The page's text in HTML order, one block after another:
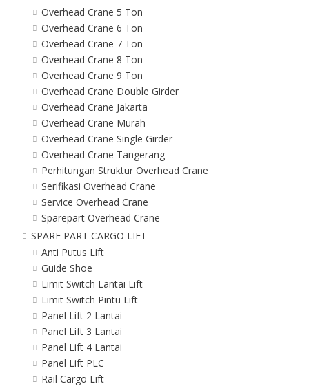
Overhead Crane 5 Ton
Overhead Crane 6 Ton
Overhead Crane 7 Ton
Overhead Crane 8 Ton
Overhead Crane 9 Ton
Overhead Crane Double Girder
Overhead Crane Jakarta
Overhead Crane Murah
Overhead Crane Single Girder
Overhead Crane Tangerang
Perhitungan Struktur Overhead Crane
Serifikasi Overhead Crane
Service Overhead Crane
Sparepart Overhead Crane
SPARE PART CARGO LIFT
Anti Putus Lift
Guide Shoe
Limit Switch Lantai Lift
Limit Switch Pintu Lift
Panel Lift 2 Lantai
Panel Lift 3 Lantai
Panel Lift 4 Lantai
Panel Lift PLC
Rail Cargo Lift